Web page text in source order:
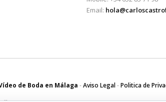
Email:
de Boda en Málaga -Aviso Legal-Politica de